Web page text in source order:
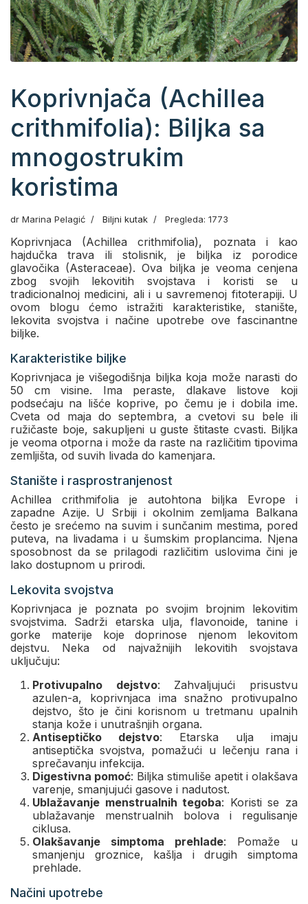
Koprivnjača (Achillea
crithmifolia): Biljka sa
mnogostrukim
koristima
dr Marina Pelagić Biljni kutak Pregleda: 1773
Koprivnjaca (Achillea crithmifolia), poznata i kao
hajdučka trava ili stolisnik, je biljka iz porodice
glavočika (Asteraceae). Ova biljka je veoma cenjena
zbog svojih lekovitih svojstava i koristi se u
tradicionalnoj medicini, ali i u savremenoj fitoterapiji. U
ovom blogu ćemo istražiti karakteristike, stanište,
lekovita svojstva i načine upotrebe ove fascinantne
biljke.
Karakteristike biljke
Koprivnjaca je višegodišnja biljka koja može narasti do
50 cm visine. Ima peraste, dlakave listove koji
podsećaju na lišće koprive, po čemu je i dobila ime.
Cveta od maja do septembra, a cvetovi su bele ili
ružičaste boje, sakupljeni u guste štitaste cvasti. Biljka
je veoma otporna i može da raste na različitim tipovima
zemljišta, od suvih livada do kamenjara.
Stanište i rasprostranjenost
Achillea crithmifolia je autohtona biljka Evrope i
zapadne Azije. U Srbiji i okolnim zemljama Balkana
često je srećemo na suvim i sunčanim mestima, pored
puteva, na livadama i u šumskim proplancima. Njena
sposobnost da se prilagodi različitim uslovima čini je
lako dostupnom u prirodi.
Lekovita svojstva
Koprivnjaca je poznata po svojim brojnim lekovitim
svojstvima. Sadrži etarska ulja, flavonoide, tanine i
gorke materije koje doprinose njenom lekovitom
dejstvu. Neka od najvažnijih lekovitih svojstava
uključuju:
Protivupalno dejstvo: Zahvaljujući prisustvu
azulen-a, koprivnjaca ima snažno protivupalno
dejstvo, što je čini korisnom u tretmanu upalnih
stanja kože i unutrašnjih organa.
Antiseptičko dejstvo: Etarska ulja imaju
antiseptička svojstva, pomažući u lečenju rana i
sprečavanju infekcija.
Digestivna pomoć: Biljka stimuliše apetit i olakšava
varenje, smanjujući gasove i nadutost.
Ublažavanje menstrualnih tegoba: Koristi se za
ublažavanje menstrualnih bolova i regulisanje
ciklusa.
Olakšavanje simptoma prehlade: Pomaže u
smanjenju groznice, kašlja i drugih simptoma
prehlade.
Načini upotrebe